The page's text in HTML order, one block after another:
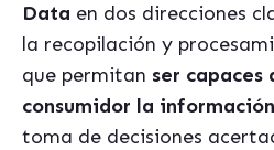
Data en dos direcciones
la recopilación y
que permitan ser capaces
consumidor la
toma de decisiones